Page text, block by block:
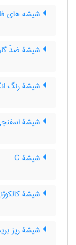
شیشه های
شیشۀ ضدّ
شیشۀ رنگ
شیشۀ
شیشۀ C
شیشۀ
شیشۀ ریز